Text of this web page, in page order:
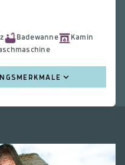
Badewanne
Kamin